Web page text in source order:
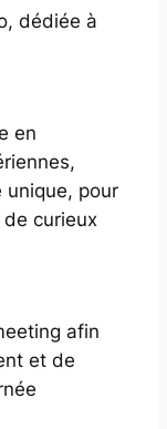
dédiée à
en
unique, pour
curieux
afin
et de